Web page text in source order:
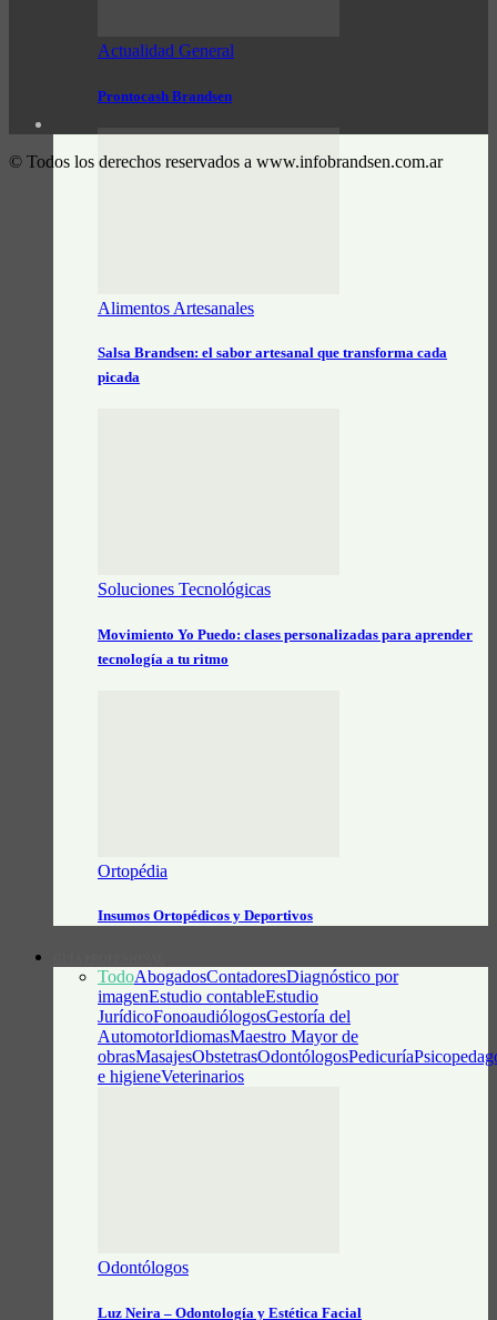
Actualidad General
Prontocash Brandsen
Alimentos Artesanales
Salsa Brandsen: el sabor artesanal que transforma cada
picada
Soluciones Tecnológicas
Movimiento Yo Puedo: clases personalizadas para aprender
tecnología a tu ritmo
Ortopédia
Insumos Ortopédicos y Deportivos
TodoAbogadosContadoresDiagnóstico por
imagenEstudio contableEstudio
JurídicoFonoaudiólogosGestoría del
AutomotorIdiomasMaestro Mayor de
obrasMasajesObstetrasOdontólogosPedicuría
e higieneVeterinarios
Odontólogos
Luz Neira – Odontología y Estética Facial
© Todos los derechos reservados a www.infobrandsen.com.ar